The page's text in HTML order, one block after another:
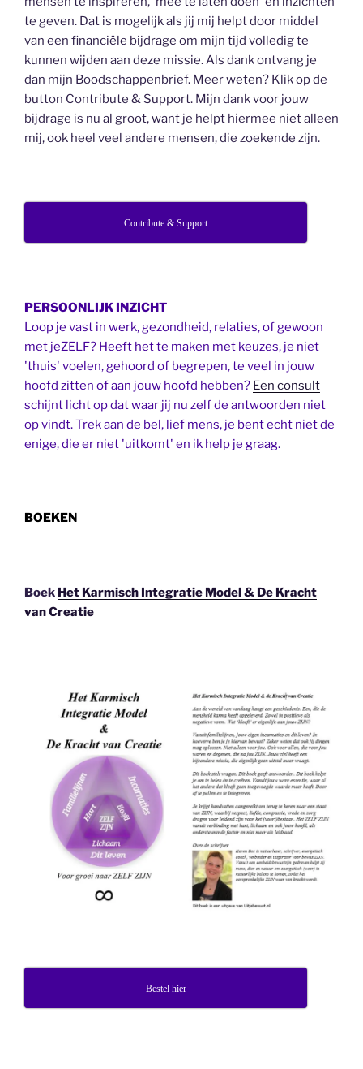
te geven. Dat is mogelijk als jij mij helpt door middel
van een financiële bijdrage om mijn tijd volledig te
kunnen wijden aan deze missie. Als dank ontvang je
dan mijn Boodschappenbrief. Meer weten? Klik op de
button Contribute & Support. Mijn dank voor jouw
bijdrage is nu al groot, want je helpt hiermee niet alleen
mij, ook heel veel andere mensen, die zoekende zijn.
Contribute & Support
PERSOONLIJK INZICHT
Loop je vast in werk, gezondheid, relaties, of gewoon
met jeZELF? Heeft het te maken met keuzes, je niet
'thuis' voelen, gehoord of begrepen, te veel in jouw
hoofd zitten of aan jouw hoofd hebben? Een consult
schijnt licht op dat waar jij nu zelf de antwoorden niet
op vindt. Trek aan de bel, lief mens, je bent echt niet de
enige, die er niet 'uitkomt' en ik help je graag.
BOEKEN
Boek Het Karmisch Integratie Model & De Kracht
van Creatie
Bestel hier